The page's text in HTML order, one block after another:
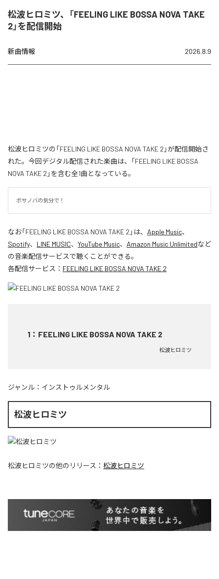
松波ヒロミツ、「FEELING LIKE BOSSA NOVA TAKE
2」を配信開始
新曲情報 2026.8.9
松波ヒロミツの「FEELING LIKE BOSSA NOVA TAKE 2」が配信開始さ
れた。今回デジタル配信された楽曲は、「FEELING LIKE BOSSA
NOVA TAKE 2」を含む全1曲となっている。
ボサノバの気分で！
なお「FEELING LIKE BOSSA NOVA TAKE 2 」は、 Apple Music、
Spotify、 LINE MUSIC、 YouTube Music、 Amazon Music Unlimitedなど
の音楽配信サービスで聴くことができる。
各配信サービス： FEELING LIKE BOSSA NOVA TAKE 2
1 ： FEELING LIKE BOSSA NOVA TAKE 2
松波ヒロミツ
ジャンル： インストゥルメンタル
松波ヒロミツ
松波ヒロミツの他のリリース： 松波ヒロミツ